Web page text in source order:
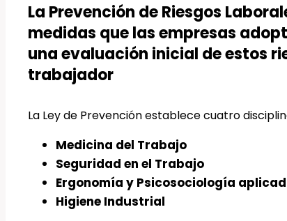
La Prevención de Riesgos
medidas que las empresas
una evaluación inicial de estos
trabajador
La Ley de Prevención establece cuatro
Medicina del Trabajo
Seguridad en el Trabajo
Ergonomía y Psicosociología
Higiene Industrial